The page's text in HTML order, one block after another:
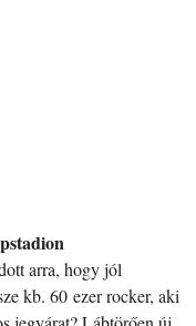
arra, hogy jól
kb. 60 ezer rocker, aki